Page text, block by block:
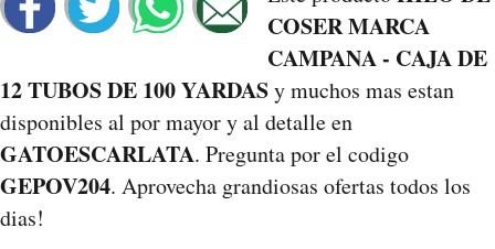
COSER MARCA
CAMPANA - CAJA DE
12 TUBOS DE 100 YARDASy muchos mas estan
disponibles al por mayor y al detalle en
GATOESCARLATA. Pregunta por el codigo
GEPOV204. Aprovecha grandiosas ofertas todos los
dias!